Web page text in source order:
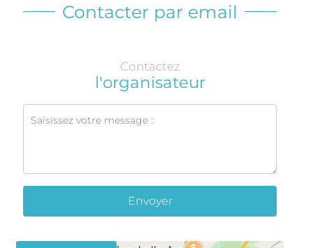
Contacter par email
Contactez
l'organisateur
Envoyer